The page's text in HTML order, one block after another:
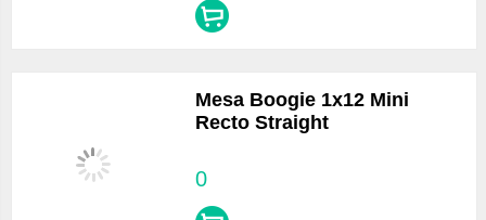
Mesa Boogie 1x12 Mini
Recto Straight
0